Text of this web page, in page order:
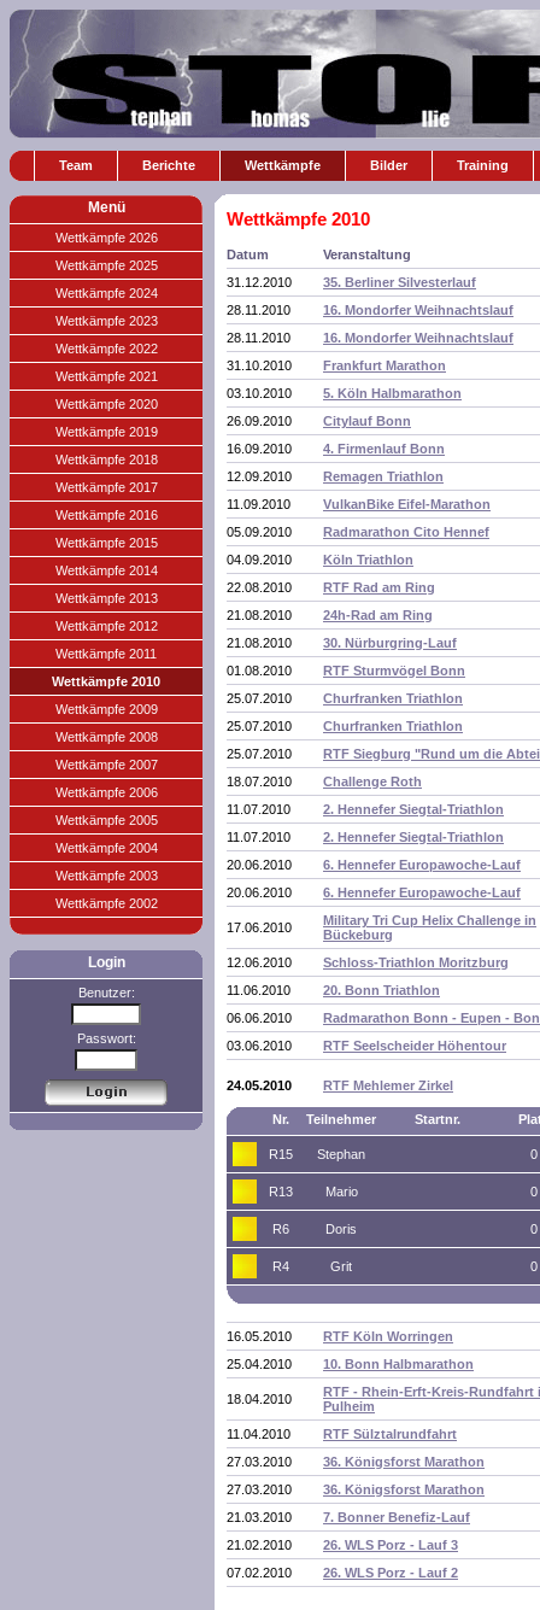
Team Berichte Wettkämpfe Bilder Training
Menü
Wettkämpfe 2026
Wettkämpfe 2025
Wettkämpfe 2024
Wettkämpfe 2023
Wettkämpfe 2022
Wettkämpfe 2021
Wettkämpfe 2020
Wettkämpfe 2019
Wettkämpfe 2018
Wettkämpfe 2017
Wettkämpfe 2016
Wettkämpfe 2015
Wettkämpfe 2014
Wettkämpfe 2013
Wettkämpfe 2012
Wettkämpfe 2011
Wettkämpfe 2010
Wettkämpfe 2009
Wettkämpfe 2008
Wettkämpfe 2007
Wettkämpfe 2006
Wettkämpfe 2005
Wettkämpfe 2004
Wettkämpfe 2003
Wettkämpfe 2002
Login
Benutzer:
Passwort:
Wettkämpfe 2010
Datum
Veranstaltung
31.12.2010
35. Berliner Silvesterlauf
28.11.2010
16. Mondorfer Weihnachtslauf
28.11.2010
16. Mondorfer Weihnachtslauf
31.10.2010
Frankfurt Marathon
03.10.2010
5. Köln Halbmarathon
26.09.2010
Citylauf Bonn
16.09.2010
4. Firmenlauf Bonn
12.09.2010
Remagen Triathlon
11.09.2010
VulkanBike Eifel-Marathon
05.09.2010
Radmarathon Cito Hennef
04.09.2010
Köln Triathlon
22.08.2010
RTF Rad am Ring
21.08.2010
24h-Rad am Ring
21.08.2010
30. Nürburgring-Lauf
01.08.2010
RTF Sturmvögel Bonn
25.07.2010
Churfranken Triathlon
25.07.2010
Churfranken Triathlon
25.07.2010
RTF Siegburg "Rund um die
18.07.2010
Challenge Roth
11.07.2010
2. Hennefer Siegtal-Triathlon
11.07.2010
2. Hennefer Siegtal-Triathlon
20.06.2010
6. Hennefer Europawoche-Lauf
20.06.2010
6. Hennefer Europawoche-Lauf
17.06.2010
Military Tri Cup Helix Challenge in
Bückeburg
12.06.2010
Schloss-Triathlon Moritzburg
11.06.2010
20. Bonn Triathlon
06.06.2010
Radmarathon Bonn - Eupen -
03.06.2010
RTF Seelscheider Höhentour
24.05.2010 RTF Mehlemer Zirkel
Nr. Teilnehmer Startnr.
R15 Stephan 0
R13 Mario 0
R6 Doris 0
R4 Grit 0
16.05.2010
RTF Köln Worringen
25.04.2010
10. Bonn Halbmarathon
18.04.2010
RTF - Rhein-Erft-Kreis-Rundfahrt
Pulheim
11.04.2010
RTF Sülztalrundfahrt
27.03.2010
36. Königsforst Marathon
27.03.2010
36. Königsforst Marathon
21.03.2010
7. Bonner Benefiz-Lauf
21.02.2010
26. WLS Porz - Lauf 3
07.02.2010
26. WLS Porz - Lauf 2